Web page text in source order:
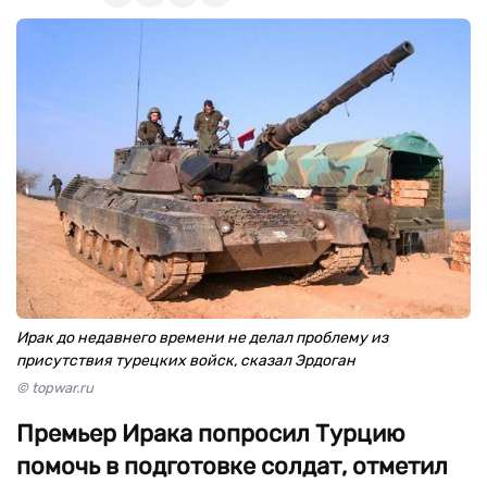
Ирак до недавнего времени не делал проблему из
присутствия турецких войск, сказал Эрдоган
© topwar.ru
Премьер Ирака попросил Турцию
помочь в подготовке солдат, отметил